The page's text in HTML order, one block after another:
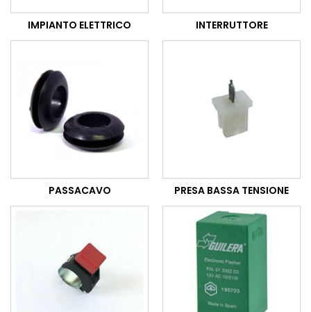
IMPIANTO ELETTRICO INTERRUTTORE
PASSACAVO PRESA BASSA TENSIONE